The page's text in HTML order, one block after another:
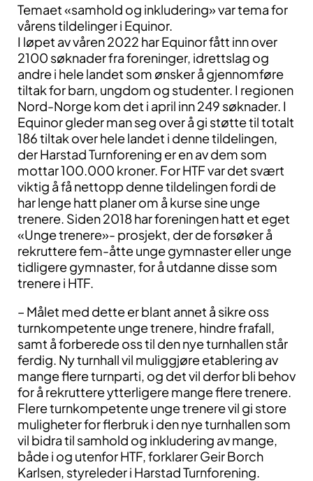
Temaet «samhold og inkludering» var tema for
vårens tildelinger i Equinor.
I løpet av våren 2022 har Equinor fått inn over
2100 søknader fra foreninger, idrettslag og
andre i hele landet som ønsker å gjennomføre
tiltak for barn, ungdom og studenter. I regionen
Nord-Norge kom det i april inn 249 søknader. I
Equinor gleder man seg over å gi støtte til totalt
186 tiltak over hele landet i denne tildelingen,
der Harstad Turnforening er en av dem som
mottar 100.000 kroner. For HTF var det svært
viktig å få nettopp denne tildelingen fordi de
har lenge hatt planer om å kurse sine unge
trenere. Siden 2018 har foreningen hatt et eget
«Unge trenere»- prosjekt, der de forsøker å
rekruttere fem-åtte unge gymnaster eller unge
tidligere gymnaster, for å utdanne disse som
trenere i HTF.
– Målet med dette er blant annet å sikre oss
turnkompetente unge trenere, hindre frafall,
samt å forberede oss til den nye turnhallen står
ferdig. Ny turnhall vil muliggjøre etablering av
mange flere turnparti, og det vil derfor bli behov
for å rekruttere ytterligere mange flere trenere.
Flere turnkompetente unge trenere vil gi store
muligheter for flerbruk i den nye turnhallen som
vil bidra til samhold og inkludering av mange,
både i og utenfor HTF, forklarer Geir Borch
Karlsen, styreleder i Harstad Turnforening.